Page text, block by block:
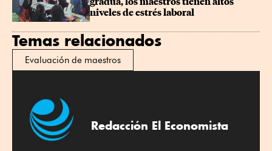
niveles de estrés laboral
Temas relacionados
Evaluación de maestros
Redacción El Economista